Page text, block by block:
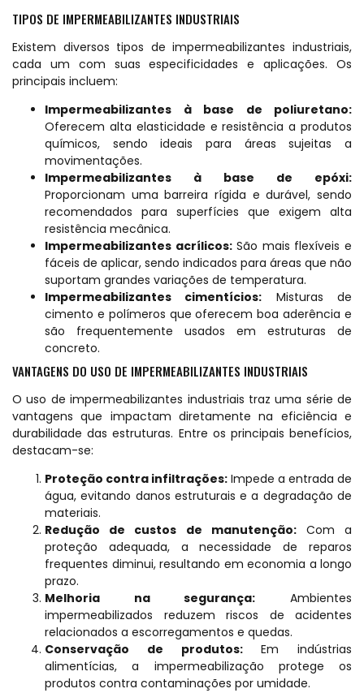
TIPOS DE IMPERMEABILIZANTES INDUSTRIAIS
Existem diversos tipos de impermeabilizantes industriais,
cada um com suas especificidades e aplicações. Os
principais incluem:
Impermeabilizantes à base de poliuretano:
Oferecem alta elasticidade e resistência a produtos
químicos, sendo ideais para áreas sujeitas a
movimentações.
Impermeabilizantes à base de epóxi:
Proporcionam uma barreira rígida e durável, sendo
recomendados para superfícies que exigem alta
resistência mecânica.
Impermeabilizantes acrílicos:São mais flexíveis e
fáceis de aplicar, sendo indicados para áreas que não
suportam grandes variações de temperatura.
Impermeabilizantes cimentícios: Misturas de
cimento e polímeros que oferecem boa aderência e
são frequentemente usados em estruturas de
concreto.
VANTAGENS DO USO DE IMPERMEABILIZANTES INDUSTRIAIS
O uso de impermeabilizantes industriais traz uma série de
vantagens que impactam diretamente na eficiência e
durabilidade das estruturas. Entre os principais benefícios,
destacam-se:
Proteção contra infiltrações: Impede a entrada de
água, evitando danos estruturais e a degradação de
materiais.
Redução de custos de manutenção:Com a
proteção adequada, a necessidade de reparos
frequentes diminui, resultando em economia a longo
prazo.
Melhoria na segurança: Ambientes
impermeabilizados reduzem riscos de acidentes
relacionados a escorregamentos e quedas.
Conservação de produtos:Em indústrias
alimentícias, a impermeabilização protege os
produtos contra contaminações por umidade.